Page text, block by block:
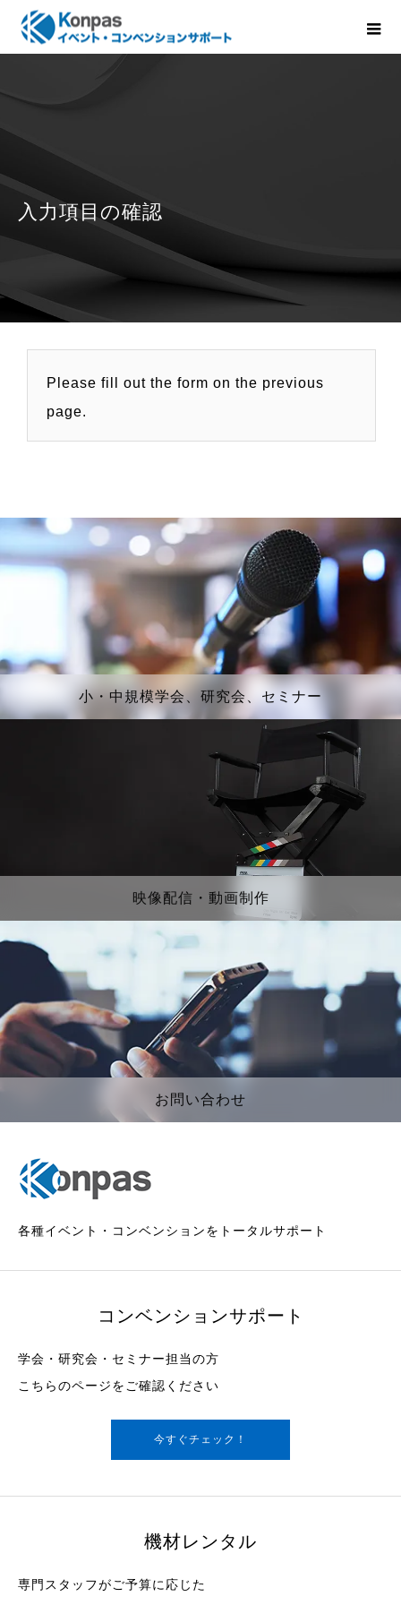
Please fill out the form on the previous
page.
小・中規模学会、研究会、セミナー
映像配信・動画制作
お問い合わせ
各種イベント・コンベンションをトータルサポート
コンベンションサポート
学会・研究会・セミナー担当の方
こちらのページをご確認ください
今すぐチェック！
機材レンタル
専門スタッフがご予算に応じた